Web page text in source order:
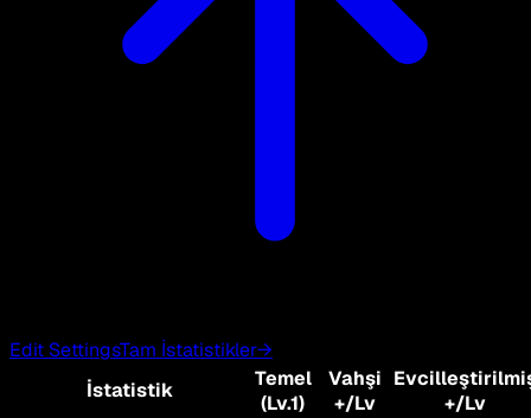
Edit SettingsTam İstatistikler→
İstatistik
Temel
(Lv.1)
Vahşi
+/Lv
+/Lv